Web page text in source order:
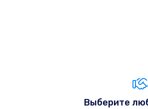
Выберите